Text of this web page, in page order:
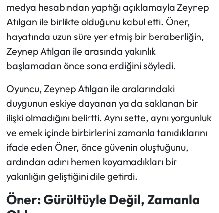
medya hesabından yaptığı açıklamayla Zeynep
Atılgan ile birlikte olduğunu kabul etti. Öner,
hayatında uzun süre yer etmiş bir beraberliğin,
Zeynep Atılgan ile arasında yakınlık
başlamadan önce sona erdiğini söyledi.
Oyuncu, Zeynep Atılgan ile aralarındaki
duygunun eskiye dayanan ya da saklanan bir
ilişki olmadığını belirtti. Aynı sette, aynı yorgunluk
ve emek içinde birbirlerini zamanla tanıdıklarını
ifade eden Öner, önce güvenin oluştuğunu,
ardından adını hemen koyamadıkları bir
yakınlığın geliştiğini dile getirdi.
Öner: Gürültüyle Değil, Zamanla